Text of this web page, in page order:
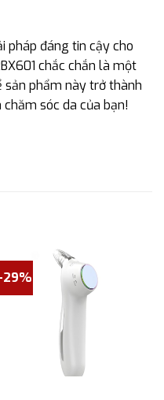
pháp đáng tin cậy cho
chắc chắn là một
sản phẩm này trở thành
sóc da của bạn!
29%